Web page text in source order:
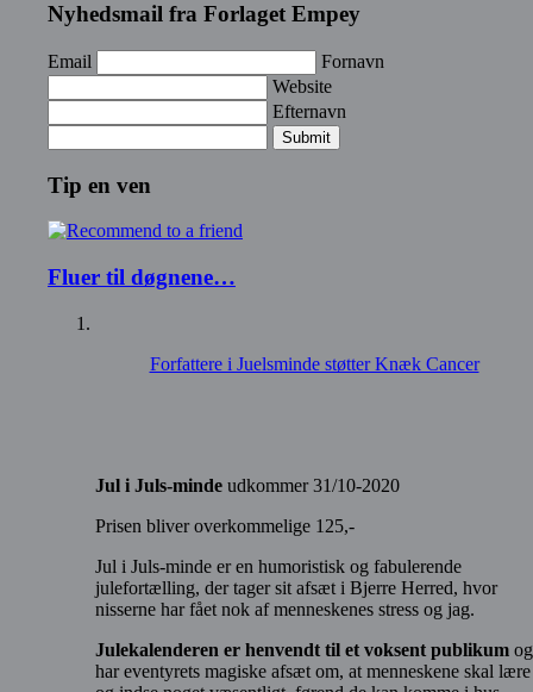
Nyhedsmail fra Forlaget Empey
Email
Fornavn
Website
Efternavn
Submit
Tip en ven
Fluer til døgnene…
Forfattere i Juelsminde støtter Knæk Cancer
Jul i Juls-minde udkommer 31/10-2020
Prisen bliver overkommelige 125,-
Jul i Juls-minde er en humoristisk og fabulerende
julefortælling, der tager sit afsæt i Bjerre Herred, hvor
nisserne har fået nok af menneskenes stress og jag.
Julekalenderen er henvendt til et voksent publikum og
har eventyrets magiske afsæt om, at menneskene skal lære